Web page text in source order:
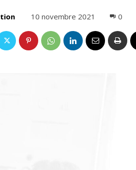
10 novembre 2021 0